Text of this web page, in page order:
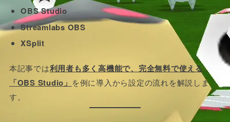
OBS Studio
Streamlabs OBS
XSplit
本記事では利用者も多く高機能で、完全無料で使える
「OBS Studio」 を例に導入から設定の流れを解説しま
す。